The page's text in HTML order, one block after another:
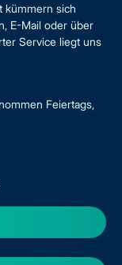
kümmern sich
E-Mail oder über
Service liegt uns
Feiertags,